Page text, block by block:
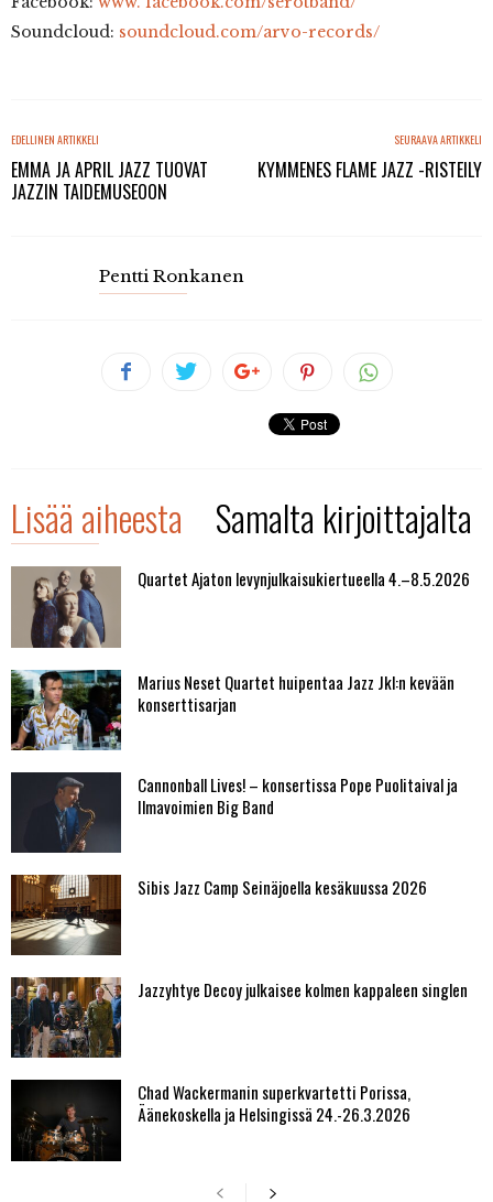
Soundcloud: soundcloud.com/arvo-records/
EDELLINEN ARTIKKELI
EMMA JA APRIL JAZZ TUOVAT
JAZZIN TAIDEMUSEOON
SEURAAVA ARTIKKELI
KYMMENES FLAME JAZZ -RISTEILY
Pentti Ronkanen
Lisää aiheesta Samalta kirjoittajalta
Quartet Ajaton levynjulkaisukiertueella 4.–8.5.2026
Marius Neset Quartet huipentaa Jazz Jkl:n kevään
konserttisarjan
Cannonball Lives! – konsertissa Pope Puolitaival ja
Ilmavoimien Big Band
Sibis Jazz Camp Seinäjoella kesäkuussa 2026
Jazzyhtye Decoy julkaisee kolmen kappaleen singlen
Chad Wackermanin superkvartetti Porissa,
Äänekoskella ja Helsingissä 24.-26.3.2026